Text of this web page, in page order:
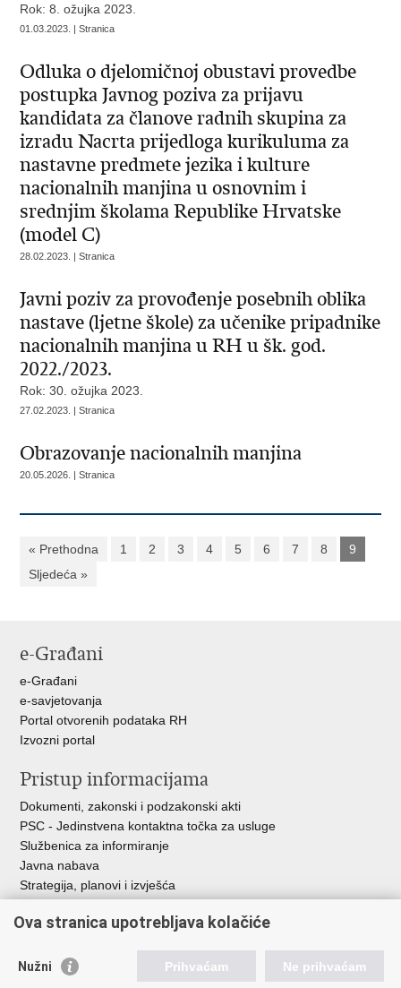
Rok: 8. ožujka 2023.
01.03.2023. | Stranica
Odluka o djelomičnoj obustavi provedbe
postupka Javnog poziva za prijavu
kandidata za članove radnih skupina za
izradu Nacrta prijedloga kurikuluma za
nastavne predmete jezika i kulture
nacionalnih manjina u osnovnim i
srednjim školama Republike Hrvatske
(model C)
28.02.2023. | Stranica
Javni poziv za provođenje posebnih oblika
nastave (ljetne škole) za učenike pripadnike
nacionalnih manjina u RH u šk. god.
2022./2023.
Rok: 30. ožujka 2023.
27.02.2023. | Stranica
Obrazovanje nacionalnih manjina
20.05.2026. | Stranica
« Prethodna 1 2 3 4 5 6 7 8
9
Sljedeća »
e-Građani
e-Građani
e-savjetovanja
Portal otvorenih podataka RH
Izvozni portal
Pristup informacijama
Dokumenti, zakonski i podzakonski akti
PSC - Jedinstvena kontaktna točka za usluge
Službenica za informiranje
Javna nabava
Strategija, planovi i izvješća
Ova stranica upotrebljava kolačiće
Nužni Prihvaćam Ne prihvaćam